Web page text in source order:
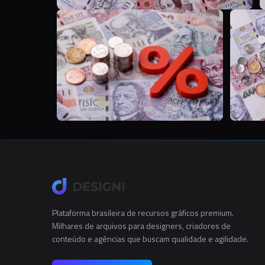
T
Plataforma brasileira de recursos gráficos premium.
Milhares de arquivos para designers, criadores de
conteúdo e agências que buscam qualidade e agilidade.